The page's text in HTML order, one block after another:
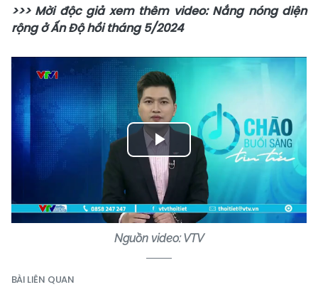
>>> Mời độc giả xem thêm video: Nắng nóng diện
rộng ở Ấn Độ hồi tháng 5/2024
Play
Video
Nguồn video: VTV
BÀI LIÊN QUAN